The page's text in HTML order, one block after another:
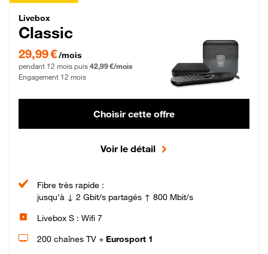
Livebox Classic Fibre
Livebox
Classic
29,99 € par mois pendant 12 mois puis 42,99 € par mois, Engagement 12 mois
29,99 €/mois
pendant 12 mois puis 42,99 €/mois
Engagement 12 mois
Choisir cette offre
Voir le détail
Fibre très rapide :
jusqu'à ↓ 2 Gbit/s partagés ↑ 800 Mbit/s
Livebox S : Wifi 7
200 chaînes TV + Eurosport 1